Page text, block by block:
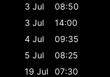
3 Jul
08:50
3 Jul
14:00
4 Jul
09:35
5 Jul
08:25
19 Jul
07:30